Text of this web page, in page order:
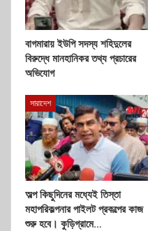
বাগমারায় ইউপি সদস্য শহিদুলের
বিরুদ্ধে মানহানিকর তথ্য প্রচারের
অভিযোগ
সারাদেশ
অল্প কিছুদিনের মধ্যেই তিস্তা
মহাপরিকল্পনার পাইলট প্রকল্পের কাজ
শুরু হবে। কুড়িগ্রামে…